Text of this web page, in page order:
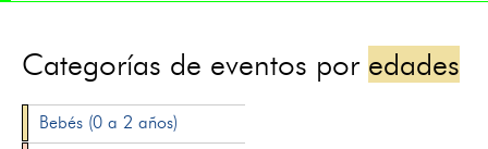
Categorías de eventos por edades
Bebés (0 a 2 años)